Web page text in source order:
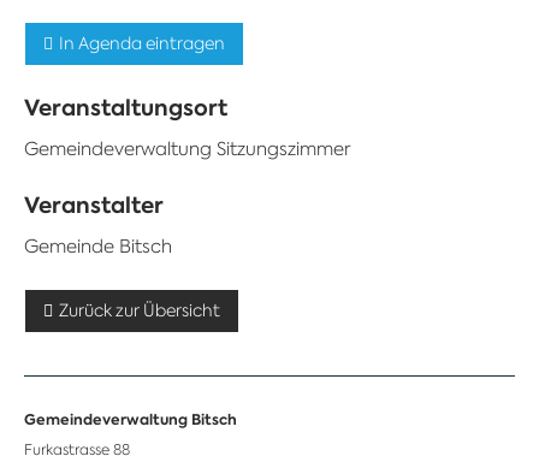
In Agenda eintragen
Veranstaltungsort
Gemeindeverwaltung Sitzungszimmer
Veranstalter
Gemeinde Bitsch
Zurück zur Übersicht
Gemeindeverwaltung Bitsch
Furkastrasse 88